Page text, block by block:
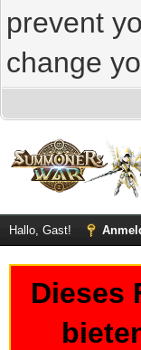
prevent
change
Hallo, Gast!
Dieses